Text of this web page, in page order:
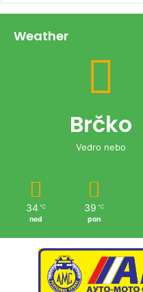
Weather
Brčko
Vedro nebo
34 ℃
ned
39 ℃
pon